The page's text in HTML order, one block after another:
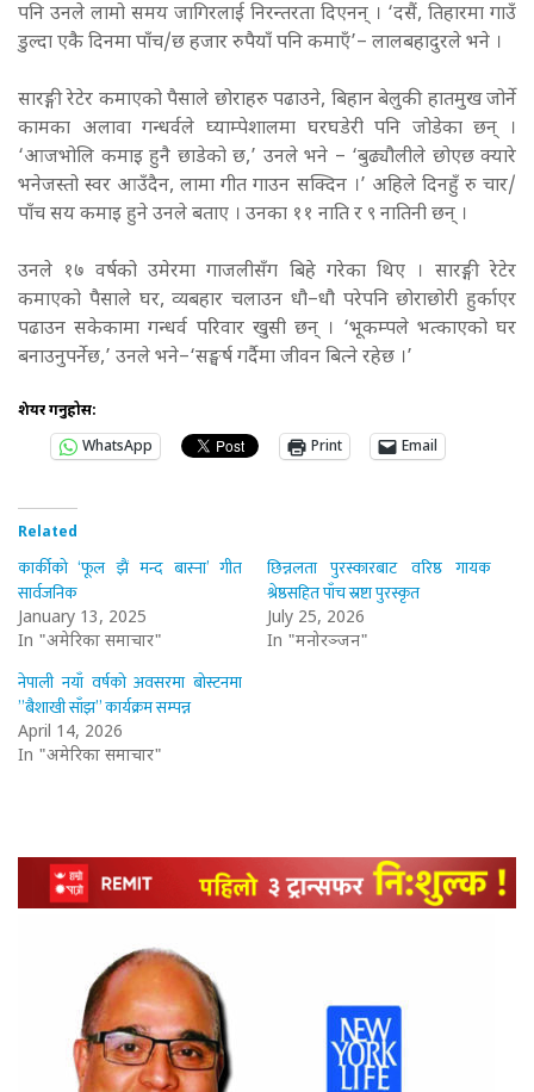
पनि उनले लामो समय जागिरलाई निरन्तरता दिएनन् । ‘दसैं, तिहारमा गाउँ
डुल्दा एकै दिनमा पाँच/छ हजार रुपैयाँ पनि कमाएँ’– लालबहादुरले भने ।
सारङ्गी रेटेर कमाएको पैसाले छोराहरु पढाउने, बिहान बेलुकी हातमुख जोर्ने
कामका अलावा गन्धर्वले घ्याम्पेशालमा घरघडेरी पनि जोडेका छन् ।
‘आजभोलि कमाइ हुनै छाडेको छ,’ उनले भने – ‘बुढ्यौलीले छोएछ क्यारे
भनेजस्तो स्वर आउँदैन, लामा गीत गाउन सक्दिन ।’ अहिले दिनहुँ रु चार/
पाँच सय कमाइ हुने उनले बताए । उनका ११ नाति र ९ नातिनी छन् ।
उनले १७ वर्षको उमेरमा गाजलीसँग बिहे गरेका थिए । सारङ्गी रेटेर
कमाएको पैसाले घर, व्यबहार चलाउन धौ–धौ परेपनि छोराछोरी हुर्काएर
पढाउन सकेकामा गन्धर्व परिवार खुसी छन् । ‘भूकम्पले भत्काएको घर
बनाउनुपर्नेछ,’ उनले भने–‘सङ्घर्ष गर्दैमा जीवन बित्ने रहेछ ।’
शेयर गर्नुहोस:
WhatsApp
Print Email
Related
कार्कीको ‘फूल झैं मन्द बास्ना’ गीत
सार्वजनिक
January 13, 2025
In "अमेरिका समाचार"
छिन्नलता पुरस्कारबाट वरिष्ठ गायक
श्रेष्ठसहित पाँच स्रष्टा पुरस्कृत
July 25, 2026
In "मनोरञ्जन"
नेपाली नयाँ वर्षको अवसरमा बोस्टनमा
”बैशाखी साँझ” कार्यक्रम सम्पन्न
April 14, 2026
In "अमेरिका समाचार"